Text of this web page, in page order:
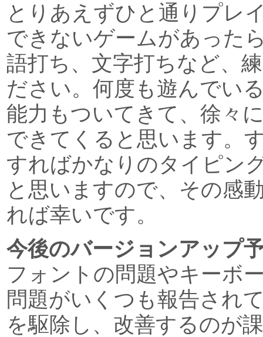
とりあえずひと通りプレ
できないゲームがあった
語打ち、文字打ちなど、
ださい。何度も遊んでい
能力もついてきて、徐々
できてくると思います。
すればかなりのタイピン
と思いますので、その感
れば幸いです。
今後のバージョンアップ
フォントの問題やキーボ
問題がいくつも報告され
を駆除し、改善するのが